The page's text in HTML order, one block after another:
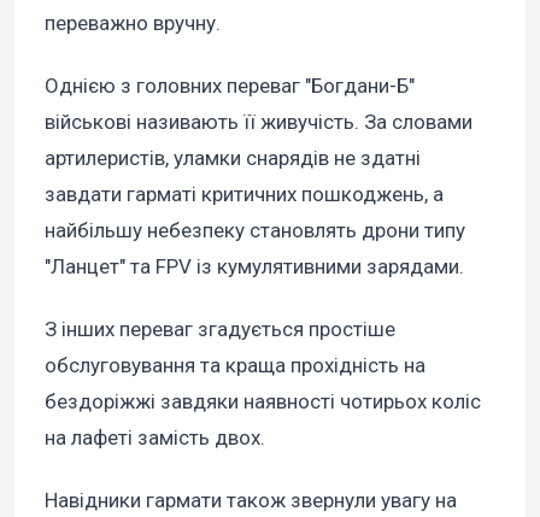
переважно вручну.
Однією з головних переваг "Богдани-Б"
військові називають її живучість. За словами
артилеристів, уламки снарядів не здатні
завдати гарматі критичних пошкоджень, а
найбільшу небезпеку становлять дрони типу
"Ланцет" та FPV із кумулятивними зарядами.
З інших переваг згадується простіше
обслуговування та краща прохідність на
бездоріжжі завдяки наявності чотирьох коліс
на лафеті замість двох.
Навідники гармати також звернули увагу на